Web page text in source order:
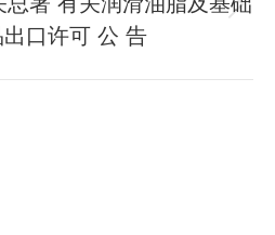
章：
未
来
的
口许可 公 告